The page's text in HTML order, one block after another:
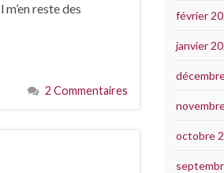
reste des
2 Commentaires
février
janvier
octobre